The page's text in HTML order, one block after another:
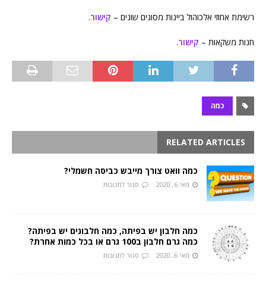
רשימת אחוזי אלכוהול ביינות מסוגים שונים – קישור.
חנות משקאות – קישור.
כמה
RELATED ARTICLES
כמה וואט צורך מייבש כביסה חשמלי?
מאי 6, 2020 סגור לתגובות
כמה חלבון יש בפיתה, כמה חלבונים יש בפיתה?
כמה גרם חלבון ב100 גרם או בכל כמות אחרת?
מאי 6, 2020 סגור לתגובות